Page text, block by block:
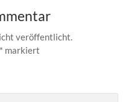
veröffentlicht.
* markiert